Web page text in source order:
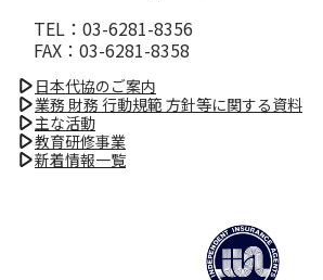
TEL：03-6281-8356
FAX：03-6281-8358
日本代協のご案内
業務 財務 行動規範 方針等に関する資料
主な活動
教育研修事業
新着情報一覧